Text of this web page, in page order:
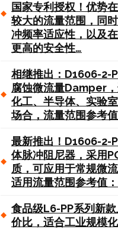
国家专利授权！优势
较大的流量范围，同
冲频率适应性，以及
更高的安全性…
相继推出：D1606-2-
腐蚀微流量Damper，
化工、半导体、实验
场合，流量范围参考
最新推出！D1606-2-
体脉冲阻尼器，采用
质，可应用于常规微
适用流量范围参考值
食品级L6-PP系列新
价比，适合工业规模